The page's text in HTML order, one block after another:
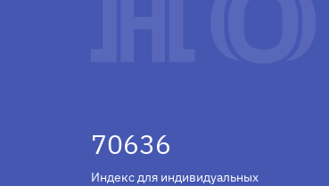
70636
Индекс для индивидуальных